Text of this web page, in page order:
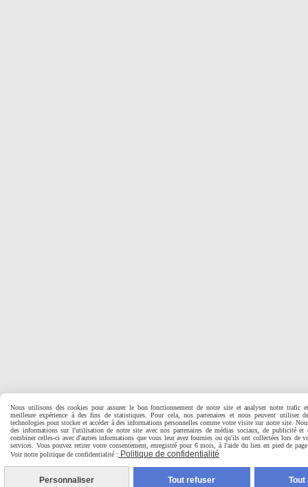
Nous utilisons des cookies pour assurer le bon fonctionnement de notre site et analyser notre trafic
meilleure expérience à des fins de statistiques. Pour cela, nos partenaires et nous peuvent utiliser
technologies pour stocker et accéder à des informations personnelles comme votre visite sur notre site.
des informations sur l'utilisation de notre site avec nos partenaires de médias sociaux, de publicité et
combiner celles-ci avec d'autres informations que vous leur avez fournies ou qu'ils ont collectées lors de
services. Vous pouvez retirer votre consentement, enregistré pour 6 mois, à l'aide du lien en pied de
Voir notre politique de confidentialité : Politique de confidentialité
Personnaliser Tout refuser Tout